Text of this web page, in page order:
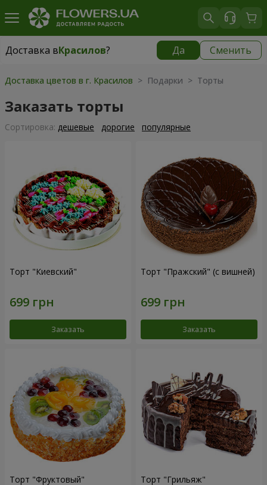
Доставка вКрасилов? Да Сменить
Доставка вКрасилов|
Доставка цветов в г. Красилов > Подарки > Торты
Заказать торты
Cортировка: дешевые дорогие популярные
Торт "Киевский"
Заказать
Торт "Пражский" (с вишней)
Заказать
Торт "Фруктовый" Торт "Грильяж"